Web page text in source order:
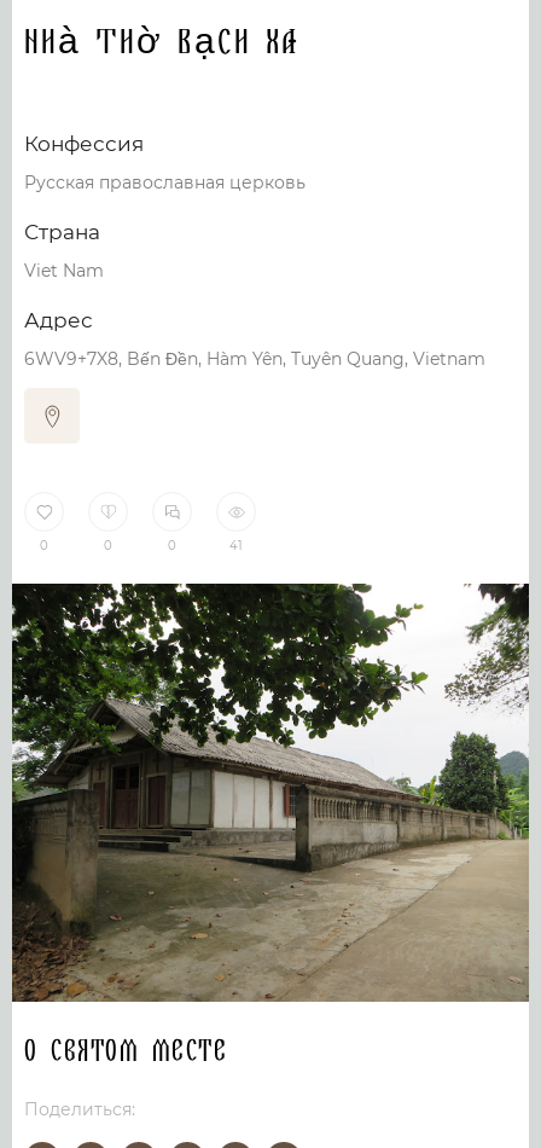
Nhà thờ Bạch Xa
Конфессия
Русская православная церковь
Страна
Viet Nam
Адрес
6WV9+7X8, Bến Đền, Hàm Yên, Tuyên Quang, Vietnam
0 0 0 41
О святом месте
Поделиться: